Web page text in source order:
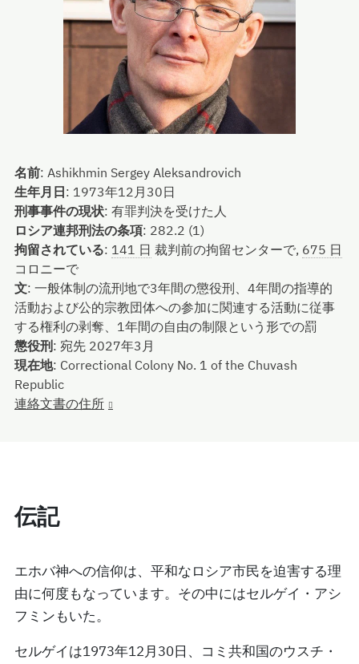
名前: Ashikhmin Sergey Aleksandrovich
生年月日: 1973年12月30日
刑事事件の現状: 有罪判決を受けた人
ロシア連邦刑法の条項: 282.2 (1)
拘留されている: 141 日 裁判前の拘留センターで, 675 日
コロニーで
文: 一般体制の流刑地で3年間の懲役刑、4年間の指導的
活動および公的宗教団体への参加に関連する活動に従事
する権利の剥奪、1年間の自由の制限という形での罰
懲役刑 : 宛先 2027年3月
現在地: Correctional Colony No. 1 of the Chuvash
Republic
連絡文書の住所
伝記
エホバ神への信仰は、平和なロシア市民を迫害する理
由に何度もなっています。その中にはセルゲイ・アシ
フミンもいた。
セルゲイは1973年12月30日、コミ共和国のウスチ・